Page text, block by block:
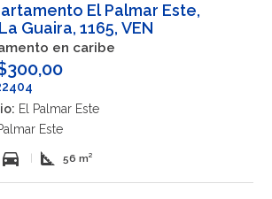
El Palmar Este,
Guaira, 1165, VEN
en caribe
El Palmar Este
Este
directions_car square_foot 56 m²